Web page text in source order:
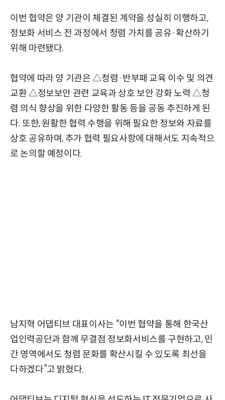
이번 협약은 양 기관이 체결된 계약을 성실히 이행하고,
정보화 서비스 전 과정에서 청렴 가치를 공유·확산하기
위해 마련됐다.
협약에 따라 양 기관은 △청렴·반부패 교육 이수 및 의견
교환 △정보보안 관련 교육과 상호 보안 강화 노력 △청
렴 의식 향상을 위한 다양한 활동 등을 공동 추진하게 된
다. 또한, 원활한 협력 수행을 위해 필요한 정보와 자료를
상호 공유하며, 추가 협력 필요사항에 대해서도 지속적으
로 논의할 예정이다.
남지혁 어댑티브 대표이사는 “이번 협약을 통해 한국산
업인력공단과 함께 무결점 정보화서비스를 구현하고, 민
간 영역에서도 청렴 문화를 확산시킬 수 있도록 최선을
다하겠다”고 밝혔다.